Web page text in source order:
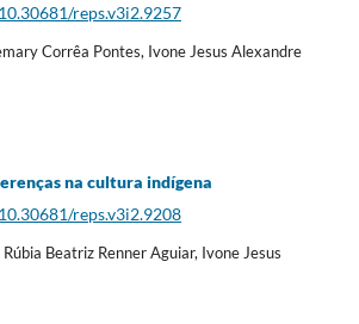
reps.v3i2.9257
Corrêa Pontes, Ivone Jesus Alexandre
na cultura indígena
reps.v3i2.9208
Beatriz Renner Aguiar, Ivone Jesus